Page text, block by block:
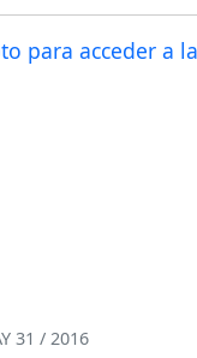
31 / 2016